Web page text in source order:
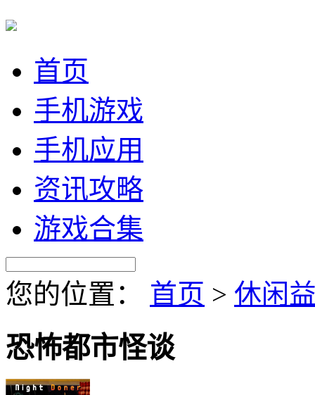
首页
手机游戏
手机应用
资讯攻略
游戏合集
您的位置： 首页 > 休闲
恐怖都市怪谈